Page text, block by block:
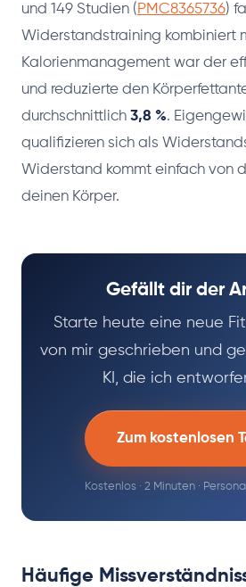
und 149 Studien ( PMC8365736)
Widerstandstraining kombiniert
Kalorienmanagement war der
und reduzierte den
durchschnittlich 3,8 %.
qualifizieren sich als
Widerstand kommt einfach von
deinen Körper.
Gefällt dir der
Starte heute eine neue
von mir geschrieben und
KI, die ich
Zum kostenlosen
Kostenlos · 2 Minuten ·
Häufige